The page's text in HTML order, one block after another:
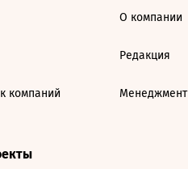
компаний
О компании
Редакция
Менеджмент